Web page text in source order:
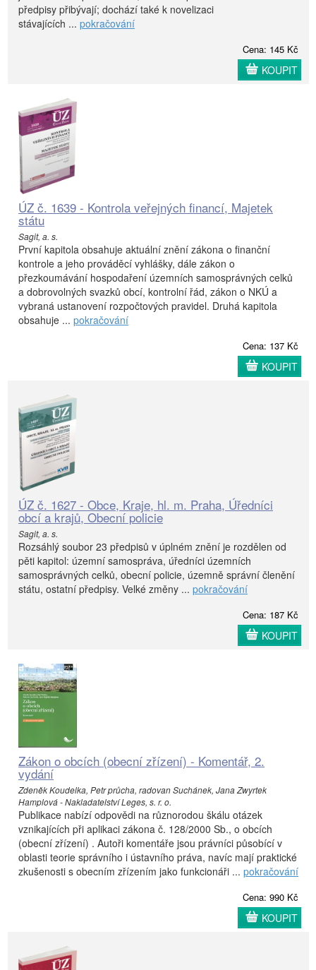
předpisy přibývají; dochází také k novelizaci
stávajících ... pokračování
Cena: 145 Kč
KOUPIT
ÚZ č. 1639 - Kontrola veřejných financí, Majetek
státu
Sagit, a. s.
První kapitola obsahuje aktuální znění zákona o finanční
kontrole a jeho prováděcí vyhlášky, dále zákon o
přezkoumávání hospodaření územních samosprávných celků
a dobrovolných svazků obcí, kontrolní řád, zákon o NKÚ a
vybraná ustanovení rozpočtových pravidel. Druhá kapitola
obsahuje ... pokračování
Cena: 137 Kč
KOUPIT
ÚZ č. 1627 - Obce, Kraje, hl. m. Praha, Úředníci
obcí a krajů, Obecní policie
Sagit, a. s.
Rozsáhlý soubor 23 předpisů v úplném znění je rozdělen od
pěti kapitol: územní samospráva, úředníci územních
samosprávných celků, obecní policie, územně správní členění
státu, ostatní předpisy. Velké změny ... pokračování
Cena: 187 Kč
KOUPIT
Zákon o obcích (obecní zřízení) - Komentář, 2.
vydání
Zdeněk Koudelka, Petr průcha, radovan Suchánek, Jana Zwyrtek
Hamplová - Nakladatelství Leges, s. r. o.
Publikace nabízí odpovědi na různorodou škálu otázek
vznikajících při aplikaci zákona č. 128/2000 Sb., o obcích
(obecní zřízení) . Autoři komentáře jsou právníci působící v
oblasti teorie správního i ústavního práva, navíc mají praktické
zkušenosti s obecním zřízením jako funkcionáři ... pokračování
Cena: 990 Kč
KOUPIT